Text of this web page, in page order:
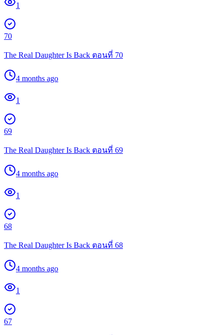
1
70
The Real Daughter Is Back ตอนที่ 70
4 months ago
1
69
The Real Daughter Is Back ตอนที่ 69
4 months ago
1
68
The Real Daughter Is Back ตอนที่ 68
4 months ago
1
67